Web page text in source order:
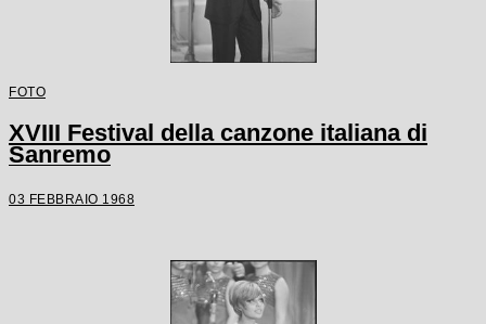
FOTO
XVIII Festival della canzone italiana di
Sanremo
03 FEBBRAIO 1968